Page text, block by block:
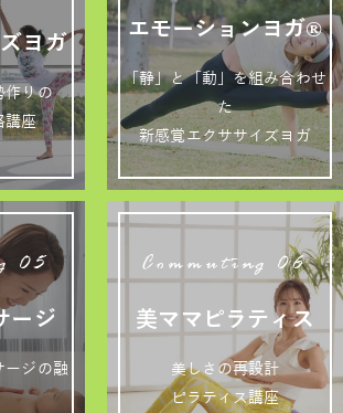
ヨガ
作りの
講座
エモーションヨガ®
「静」と「動」を組み合わせ
た
新感覚エクササイズヨガ
05
ージ
ージの融
Commuting 06
美ママピラティス
美しさの再設計
ピラティス講座